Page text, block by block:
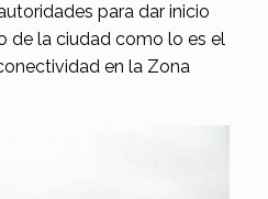
para dar inicio
de la ciudad como lo es el
en la Zona